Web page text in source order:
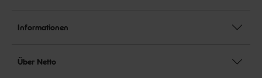
Informationen
Über Netto